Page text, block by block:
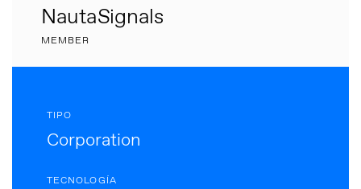
NautaSignals
MEMBER
TIPO
Corporation
TECNOLOGÍA